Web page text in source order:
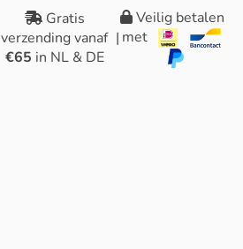
Gratis
verzending vanaf
€65 in NL & DE
|
Veilig betalen
met